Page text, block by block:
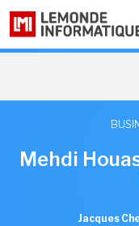
Mehdi
Jacques